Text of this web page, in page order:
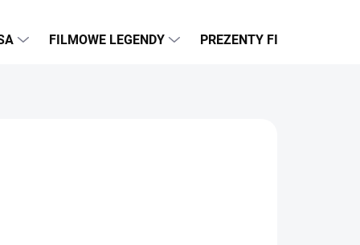
FILMOWE LEGENDY PREZENTY FILMOWE